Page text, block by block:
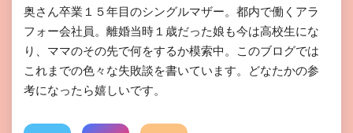
奥さん卒業１５年目のシングルマザー。都内で働くアラ
フォー会社員。離婚当時１歳だった娘も今は高校生にな
り、ママのその先で何をするか模索中。このブログでは
これまでの色々な失敗談を書いています。どなたかの参
考になったら嬉しいです。